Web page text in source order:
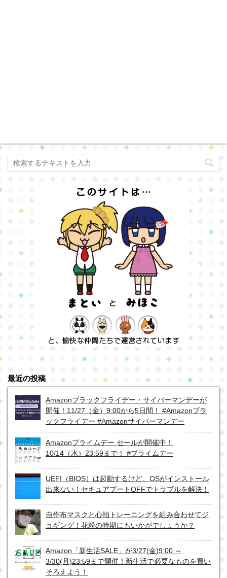
最近の投稿
Amazonブラックフライデー・サイバーマンデーが
開催！11/27（金）9:00から5日間！ #Amazonブラ
ックフライデー #Amazonサイバーマンデー
Amazonプライムデー セールが開催中！
10/14（水）23:59まで！ #プライムデー
UEFI（BIOS）は起動するけど、OSがインストール
出来ない！セキュアブートOFFでトラブルを解決！
自作布マスクと心拍トレーニングを組み合わせてジ
ョギング！花粉の時期にもいかがでしょうか？
Amazon「新生活SALE」が3/27(金)9:00 ～
3/30(月)23:59まで開催！新生活で必要なものを買い
そろえよう！